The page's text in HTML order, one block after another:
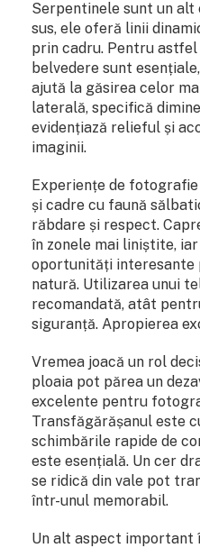
Serpentinele sunt un
sus, ele oferă linii
prin cadru. Pentru
belvedere sunt
ajută la găsirea celor
laterală, specifică
evidențiază relieful și
imaginii.
Experiențe de
și cadre cu faună
răbdare și respect.
în zonele mai liniștite,
oportunități
natură. Utilizarea unui
recomandată, atât
siguranță. Apropierea
Vremea joacă un rol
ploaia pot părea un
excelente pentru
Transfăgărășanul este
schimbările rapide de
este esențială. Un cer
se ridică din vale pot
într-unul memorabil.
Un alt aspect important